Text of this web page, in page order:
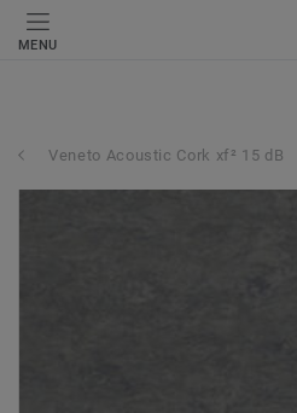
MENU
Veneto Acoustic Cork xf² 15 dB